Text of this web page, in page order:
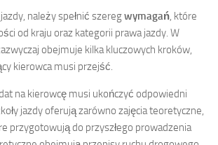
należy spełnić szeregwymagań, które
od kraju oraz kategorii prawa jazdy. W
obejmuje kilka kluczowych kroków,
kierowca musi przejść.
na kierowcę musi ukończyć odpowiedni
jazdy oferują zarówno zajęcia teoretyczne,
przygotowują do przyszłego prowadzenia